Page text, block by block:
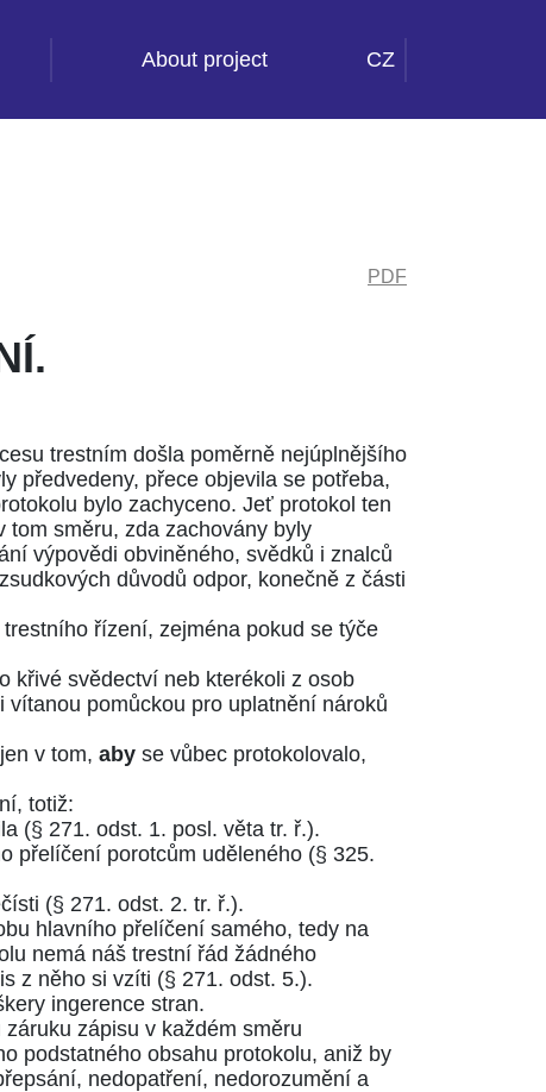
About project CZ
PDF
trestním došla poměrně nejúplnějšího
předvedeny, přece objevila se potřeba,
bylo zachyceno. Jeť protokol ten
tom směru, zda zachovány byly
výpovědi obviněného, svědků i znalců
důvodů odpor, konečně z části
řízení, zejména pokud se týče
křivé svědectví neb kterékoli z osob
pomůckou pro uplatnění nároků
v tom, aby se vůbec protokolovalo,
totiž:
(§ 271. odst. 1. posl. věta tr. ř.).
přelíčení porotcům uděleného (§ 325.
(§ 271. odst. 2. tr. ř.).
hlavního přelíčení samého, tedy na
nemá náš trestní řád žádného
z něho si vzíti (§ 271. odst. 5.).
ingerence stran.
zápisu v každém směru
podstatného obsahu protokolu, aniž by
nedopatření, nedorozumění a